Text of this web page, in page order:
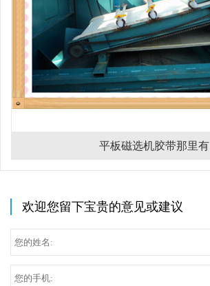
平板磁选机胶带那里有
欢迎您留下宝贵的意见或建议